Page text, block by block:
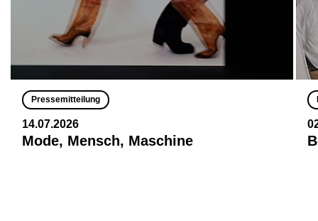
Pressemitteilung
14.07.2026
Mode, Mensch, Maschine